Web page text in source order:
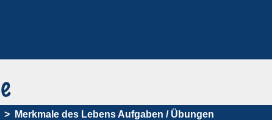
Merkmale des Lebens Aufgaben / Übungen